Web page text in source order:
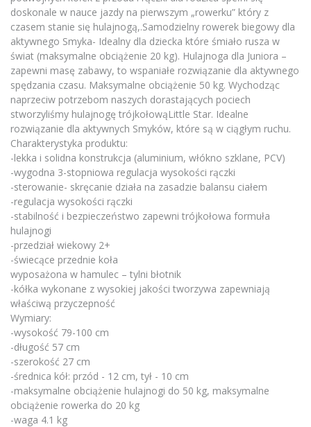
doskonale w nauce jazdy na pierwszym „rowerku” który z
czasem stanie się hulajnogą,.Samodzielny rowerek biegowy dla
aktywnego Smyka- Idealny dla dziecka które śmiało rusza w
świat (maksymalne obciążenie 20 kg). Hulajnoga dla Juniora –
zapewni masę zabawy, to wspaniałe rozwiązanie dla aktywnego
spędzania czasu. Maksymalne obciążenie 50 kg. Wychodząc
naprzeciw potrzebom naszych dorastających pociech
stworzyliśmy hulajnogę trójkołowąLittle Star. Idealne
rozwiązanie dla aktywnych Smyków, które są w ciągłym ruchu.
Charakterystyka produktu:
-lekka i solidna konstrukcja (aluminium, włókno szklane, PCV)
-wygodna 3-stopniowa regulacja wysokości rączki
-sterowanie- skręcanie działa na zasadzie balansu ciałem
-regulacja wysokości rączki
-stabilność i bezpieczeństwo zapewni trójkołowa formuła
hulajnogi
-przedział wiekowy 2+
-świecące przednie koła
wyposażona w hamulec – tylni błotnik
-kółka wykonane z wysokiej jakości tworzywa zapewniają
właściwą przyczepność
Wymiary:
-wysokość 79-100 cm
-długość 57 cm
-szerokość 27 cm
-średnica kół: przód - 12 cm, tył - 10 cm
-maksymalne obciążenie hulajnogi do 50 kg, maksymalne
obciążenie rowerka do 20 kg
-waga 4.1 kg